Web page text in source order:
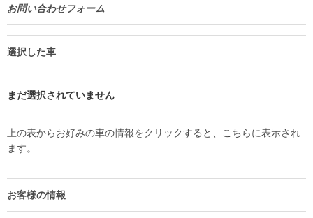
お問い合わせフォーム
選択した車
まだ選択されていません
上の表からお好みの車の情報をクリックすると、こちらに表示され
ます。
お客様の情報